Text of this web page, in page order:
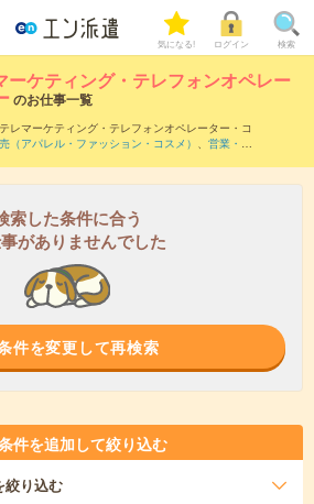
気になる! ログイン 検索
ーケティング・テレフォンオペレー
のお仕事一覧
レマーケティング・テレフォンオペレーター・コ
（アパレル・ファッション・コスメ） 、 営業・企
ーケティング・テレフォンオペレーター・コール
索した条件に合う
がありませんでした
件を変更して再検索
件を追加して絞り込む
絞り込む